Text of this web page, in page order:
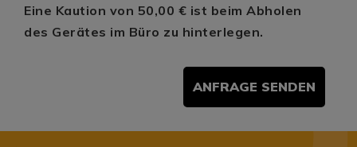
Eine Kaution von 50,00 € ist beim Abholen
des Gerätes im Büro zu hinterlegen.
ANFRAGE SENDEN